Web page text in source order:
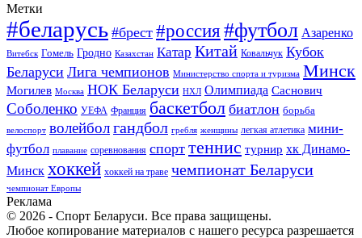
Метки
#беларусь #брест #россия#футбол Азаренко
Витебск Гомель Гродно Казахстан Катар Китай Ковальчук Кубок
Беларуси Лига чемпионов Министерство спорта и туризма Минск
Могилев Москва НОК Беларуси НХЛ Олимпиада Саснович
Соболенко УЕФА Франция баскетбол биатлон борьба
велоспорт волейболгандбол гребля женщины легкая атлетика мини-
футбол плавание соревнования спорт теннис турнир хк Динамо-
Минск хоккей хоккей на траве чемпионат Беларуси
чемпионат Европы
Реклама
© 2026 - Спорт Беларуси. Все права защищены.
Любое копирование материалов с нашего ресурса разрешается